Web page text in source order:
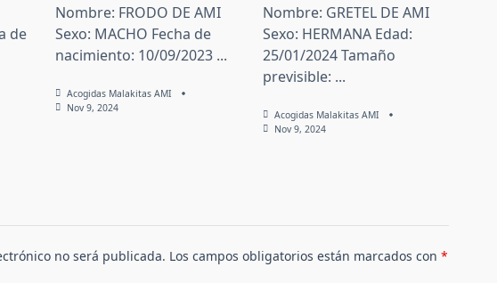
de
Nombre: FRODO DE AMI
Sexo: MACHO Fecha de
nacimiento: 10/09/2023 ...
Acogidas Malakitas AMI
Nov 9, 2024
Nombre: GRETEL DE AMI
Sexo: HERMANA Edad:
25/01/2024 Tamaño
previsible: ...
Acogidas Malakitas AMI
Nov 9, 2024
no será publicada. Los campos obligatorios están marcados con*